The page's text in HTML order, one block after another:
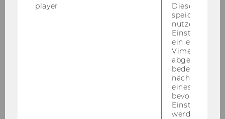
Institutsexkursion nach Schweden von
Wiener Symposion zum Internationalen
player
Dieses Cookie
speichert
ein
Vimeo-Video
abgespielt
bedeutet,
nächsten
eines Vimeo-
bevorzugten
werden.